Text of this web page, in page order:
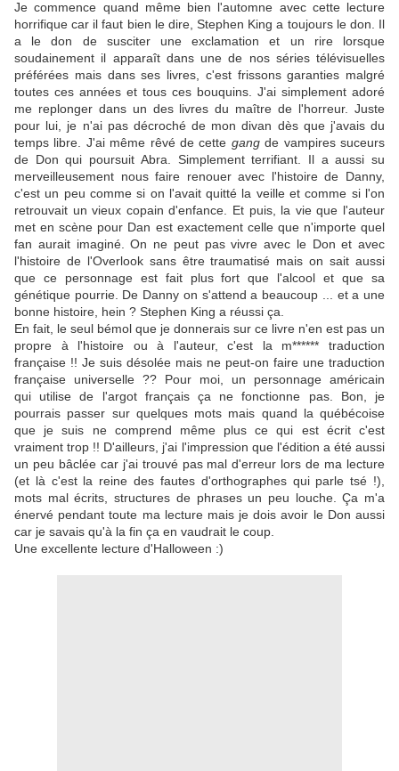
Je commence quand même bien l'automne avec cette lecture
horrifique car il faut bien le dire, Stephen King a toujours le don. Il
a le don de susciter une exclamation et un rire lorsque
soudainement il apparaît dans une de nos séries télévisuelles
préférées mais dans ses livres, c'est frissons garanties malgré
toutes ces années et tous ces bouquins. J'ai simplement adoré
me replonger dans un des livres du maître de l'horreur. Juste
pour lui, je n'ai pas décroché de mon divan dès que j'avais du
temps libre. J'ai même rêvé de cette gangde vampires suceurs
de Don qui poursuit Abra. Simplement terrifiant. Il a aussi su
merveilleusement nous faire renouer avec l'histoire de Danny,
c'est un peu comme si on l'avait quitté la veille et comme si l'on
retrouvait un vieux copain d'enfance. Et puis, la vie que l'auteur
met en scène pour Dan est exactement celle que n'importe quel
fan aurait imaginé. On ne peut pas vivre avec le Don et avec
l'histoire de l'Overlook sans être traumatisé mais on sait aussi
que ce personnage est fait plus fort que l'alcool et que sa
génétique pourrie. De Danny on s'attend a beaucoup ... et a une
bonne histoire, hein ? Stephen King a réussi ça.
En fait, le seul bémol que je donnerais sur ce livre n'en est pas un
propre à l'histoire ou à l'auteur, c'est la m****** traduction
française !! Je suis désolée mais ne peut-on faire une traduction
française universelle ?? Pour moi, un personnage américain
qui utilise de l'argot français ça ne fonctionne pas. Bon, je
pourrais passer sur quelques mots mais quand la québécoise
que je suis ne comprend même plus ce qui est écrit c'est
vraiment trop !! D'ailleurs, j'ai l'impression que l'édition a été aussi
un peu bâclée car j'ai trouvé pas mal d'erreur lors de ma lecture
(et là c'est la reine des fautes d'orthographes qui parle tsé !),
mots mal écrits, structures de phrases un peu louche. Ça m'a
énervé pendant toute ma lecture mais je dois avoir le Don aussi
car je savais qu'à la fin ça en vaudrait le coup.
Une excellente lecture d'Halloween :)